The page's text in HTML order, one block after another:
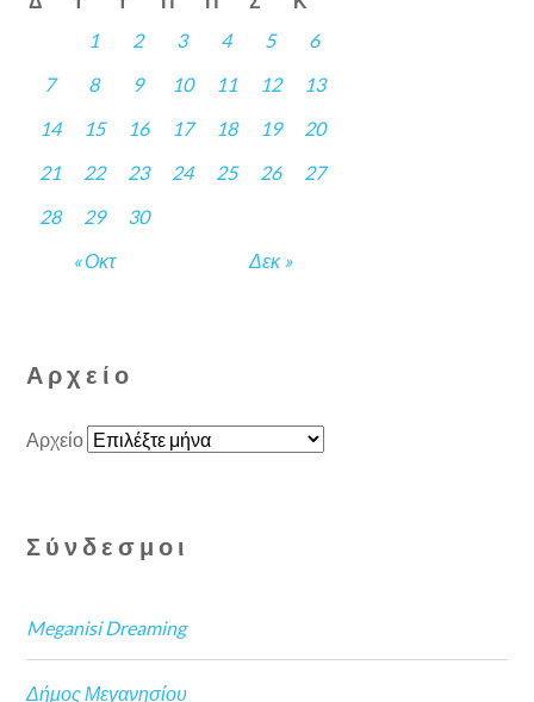
« Οκτ Δεκ »
1 2 3 4 5
6
7
8 9 10 11 12
13
14
15 16 17 18 19
20
21
22 23 24 25 26
27
28
29 30
Αρχείο
Αρχείο
Σύνδεσμοι
Meganisi Dreaming
Δήμος Μεγανησίου